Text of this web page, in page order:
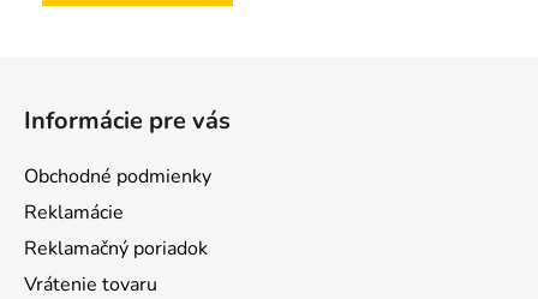
Informácie pre vás
Obchodné podmienky
Reklamácie
Reklamačný poriadok
Vrátenie tovaru